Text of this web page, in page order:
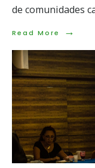
de comunidades
Read More →
Read
en
el
Bajo
Cauca,
2023